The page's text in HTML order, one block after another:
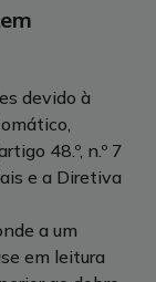
devido à
48.º, n.º 7
e a Diretiva
a um
em leitura